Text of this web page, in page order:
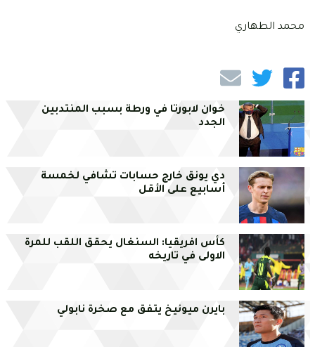
محمد الطهاري
خوان لابورتا في ورطة بسبب المنتدبين
الجدد
دي يونق خارج حسابات تشافي لخمسة
أسابيع على الأقل
كأس افريقيا: السنغال يحقق اللقب للمرة
الاولى في تاريخه
بايرن ميونيخ يتفق مع صخرة نابولي